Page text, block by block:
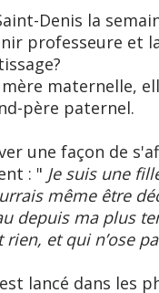
Denis la
professeure et
maternelle,
père paternel.
une façon de
: " Je suis une
même être
depuis ma plus
et qui n’ose
lancé dans les